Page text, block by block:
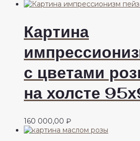
Картина
с цветами
на холсте
160 000,00 ₽